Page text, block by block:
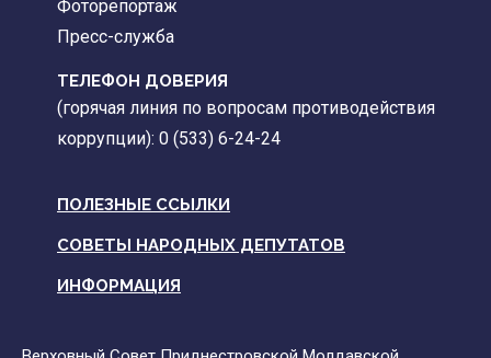
Фоторепортаж
Пресс-служба
ТЕЛЕФОН ДОВЕРИЯ
(горячая линия по вопросам противодействия
коррупции): 0 (533) 6-24-24
ПОЛЕЗНЫЕ ССЫЛКИ
СОВЕТЫ НАРОДНЫХ ДЕПУТАТОВ
ИНФОРМАЦИЯ